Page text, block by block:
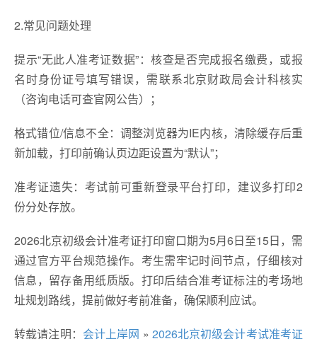
2.常见问题处理
提示“无此人准考证数据”：核查是否完成报名缴费，或报
名时身份证号填写错误，需联系北京财政局会计科核实
（咨询电话可查官网公告）；
格式错位/信息不全：调整浏览器为IE内核，清除缓存后重
新加载，打印前确认页边距设置为“默认”；
准考证遗失：考试前可重新登录平台打印，建议多打印2
份分处存放。
2026北京初级会计准考证打印窗口期为5月6日至15日，需
通过官方平台规范操作。考生需牢记时间节点，仔细核对
信息，留存备用纸质版。打印后结合准考证标注的考场地
址规划路线，提前做好考前准备，确保顺利应试。
转载请注明： 会计上岸网 » 2026北京初级会计考试准考证